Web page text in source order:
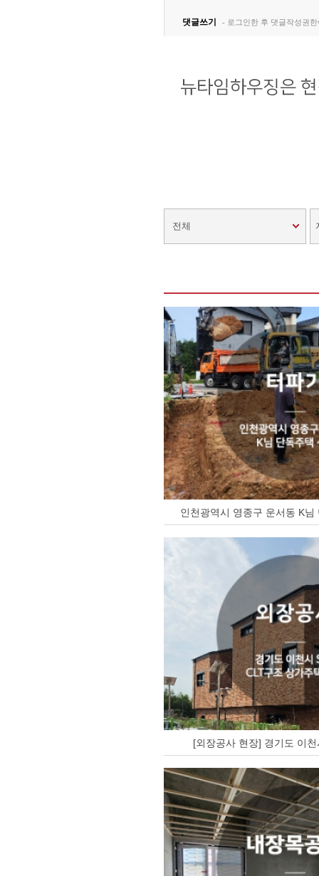
전체
인천광역시 영종구 운서동 K
[외장공사 현장] 경기도 이